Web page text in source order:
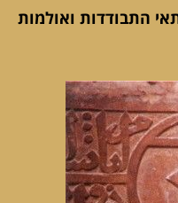
התבודדות ואולמות